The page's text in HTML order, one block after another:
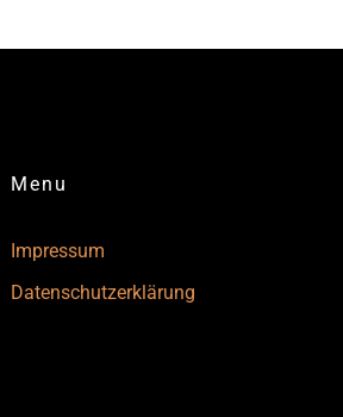
Menu
Impressum
Datenschutzerklärung